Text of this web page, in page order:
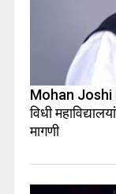
Mohan Joshi
विधी
मागणी